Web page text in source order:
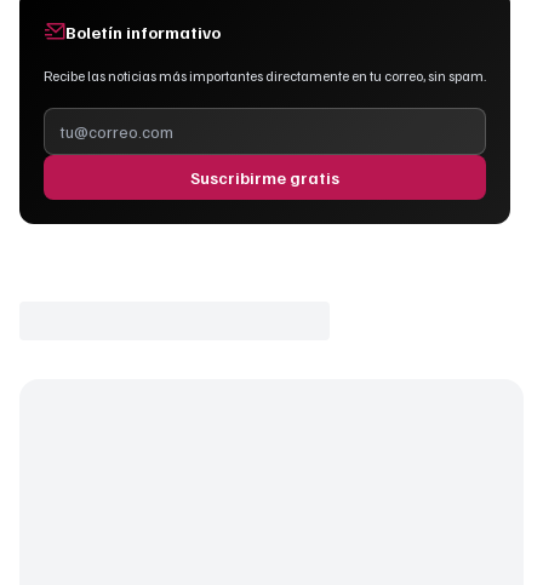
Boletín informativo
Recibe las noticias más importantes directamente en tu correo, sin spam.
Suscribirme gratis